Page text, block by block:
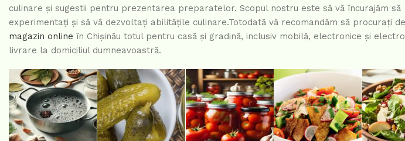
culinare și sugestii pentru prezentarea preparatelor. Scopul nostru este să vă încurajăm să
experimentați și să vă dezvoltați abilitățile culinare.Totodată vă recomandăm să procurați
magazin online în Chișinău totul pentru casă și gradină, inclusiv mobilă, electronice și
livrare la domiciliul dumneavoastră.